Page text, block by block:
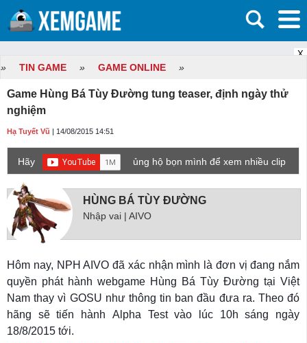
X
» TIN GAME » GAME ONLINE »
Game Hùng Bá Tùy Đường tung teaser, định ngày thử
nghiệm
Hạ Tuyết Vũ | 14/08/2015 14:51
Hãy
ủng hộ bọn mình để xem nhiều clip
HÙNG BÁ TÙY ĐƯỜNG
Nhập vai | AIVO
Hôm nay, NPH AIVO đã xác nhận mình là đơn vị đang nắm
quyền phát hành webgame Hùng Bá Tùy Đường tại Việt
Nam thay vì GOSU như thông tin ban đầu đưa ra. Theo đó
hãng sẽ tiến hành Alpha Test vào lúc 10h sáng ngày
18/8/2015 tới.